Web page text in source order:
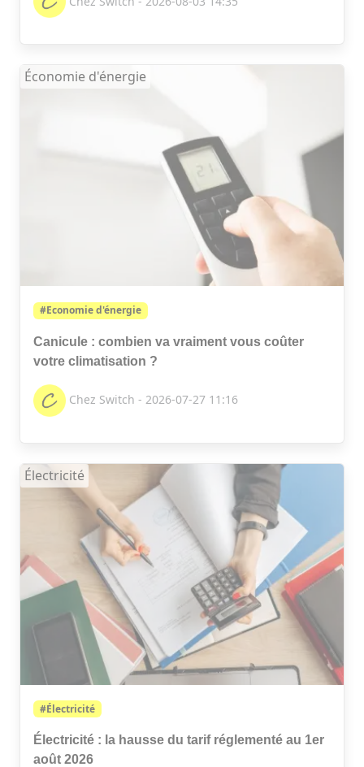
Économie d'énergie
#Economie d'énergie
Canicule : combien va vraiment vous coûter
votre climatisation ?
Chez Switch - 2026-07-27 11:16
Électricité
#Électricité
Électricité : la hausse du tarif réglementé au 1er
août 2026